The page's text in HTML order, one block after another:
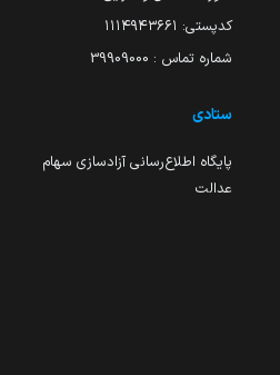
کدپستی: ۱۱۱۴۹۴۳۶۶۱
شماره تماس : 39909000
ستادی
پایگاه اطلاع‌رسانی آزادسازی سهام
عدالت